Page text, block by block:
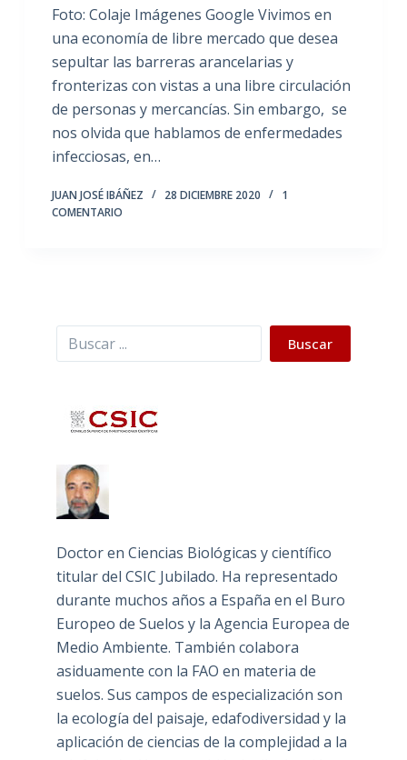
Foto: Colaje Imágenes Google Vivimos en
una economía de libre mercado que desea
sepultar las barreras arancelarias y
fronterizas con vistas a una libre circulación
de personas y mercancías. Sin embargo, se
nos olvida que hablamos de enfermedades
infecciosas, en…
JUAN JOSÉ IBÁÑEZ 28 DICIEMBRE 2020
1
COMENTARIO
Buscar Buscar
Doctor en Ciencias Biológicas y científico
titular del CSIC Jubilado. Ha representado
durante muchos años a España en el Buro
Europeo de Suelos y la Agencia Europea de
Medio Ambiente. También colabora
asiduamente con la FAO en materia de
suelos. Sus campos de especialización son
la ecología del paisaje, edafodiversidad y la
aplicación de ciencias de la complejidad a la